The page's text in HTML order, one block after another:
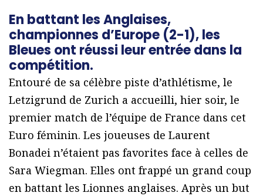
En battant les Anglaises,
championnes d’Europe (2-1), les
Bleues ont réussi leur entrée dans la
compétition.
Entouré de sa célèbre piste d’athlétisme, le
Letzigrund de Zurich a accueilli, hier soir, le
premier match de l’équipe de France dans cet
Euro féminin. Les joueuses de Laurent
Bonadei n’étaient pas favorites face à celles de
Sara Wiegman. Elles ont frappé un grand coup
en battant les Lionnes anglaises. Après un but